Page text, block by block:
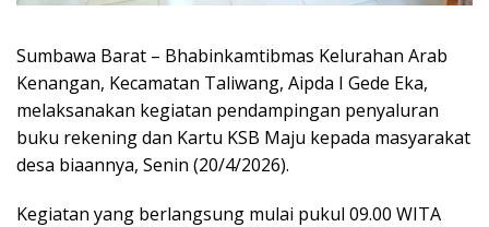
Sumbawa Barat – Bhabinkamtibmas Kelurahan Arab
Kenangan, Kecamatan Taliwang, Aipda I Gede Eka,
melaksanakan kegiatan pendampingan penyaluran
buku rekening dan Kartu KSB Maju kepada masyarakat
desa biaannya, Senin (20/4/2026).
Kegiatan yang berlangsung mulai pukul 09.00 WITA